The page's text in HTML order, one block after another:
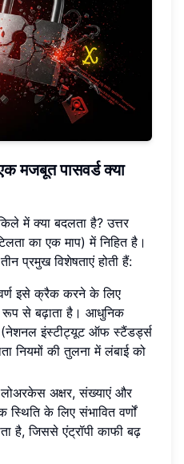
मजबूत पासवर्ड क्या
में क्या बदलता है? उत्तर
का एक माप) में निहित है।
प्रमुख विशेषताएं होती हैं:
इसे क्रैक करने के लिए
से बढ़ाता है। आधुनिक
इंस्टीट्यूट ऑफ स्टैंडर्ड्स
नियमों की तुलना में लंबाई को
अक्षर, संख्याएं और
स्थिति के लिए संभावित वर्णों
है, जिससे एंट्रॉपी काफी बढ़